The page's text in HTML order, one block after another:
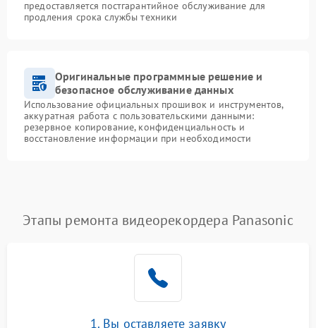
предоставляется постгарантийное обслуживание для
продления срока службы техники
Оригинальные программные решение и
безопасное обслуживание данных
Использование официальных прошивок и инструментов,
аккуратная работа с пользовательскими данными:
резервное копирование, конфиденциальность и
восстановление информации при необходимости
Этапы ремонта видеорекордера Panasonic
1. Вы оставляете заявку